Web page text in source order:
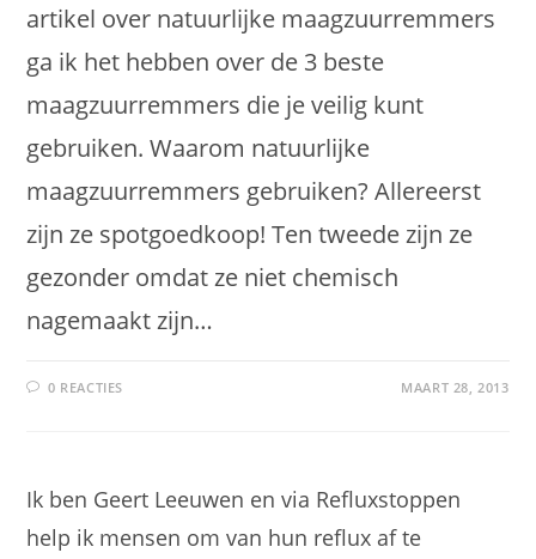
artikel over natuurlijke maagzuurremmers
ga ik het hebben over de 3 beste
maagzuurremmers die je veilig kunt
gebruiken. Waarom natuurlijke
maagzuurremmers gebruiken? Allereerst
zijn ze spotgoedkoop! Ten tweede zijn ze
gezonder omdat ze niet chemisch
nagemaakt zijn…
0 REACTIES MAART 28, 2013
Ik ben Geert Leeuwen en via Refluxstoppen
help ik mensen om van hun reflux af te